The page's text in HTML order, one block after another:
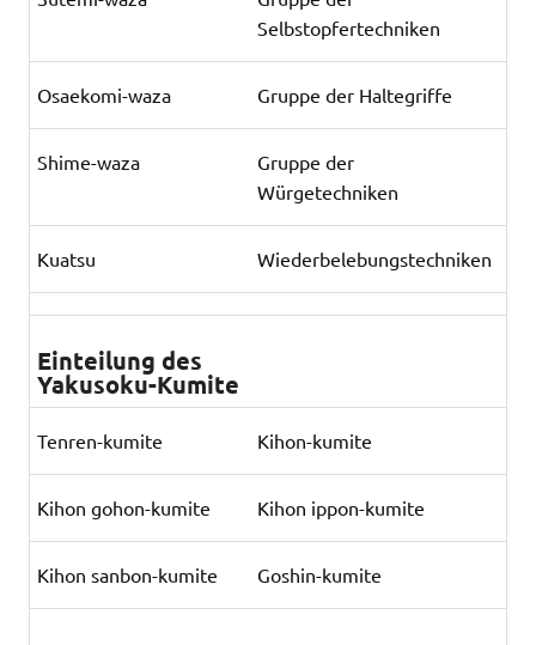
Selbstopfertechniken
Osaekomi-waza Gruppe der Haltegriffe
Shime-waza
Gruppe der
Würgetechniken
Kuatsu Wiederbelebungstechniken
Einteilung des
Yakusoku-Kumite
Tenren-kumite Kihon-kumite
Kihon gohon-kumite Kihon ippon-kumite
Kihon sanbon-kumite Goshin-kumite